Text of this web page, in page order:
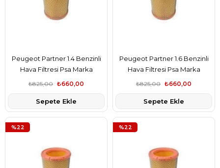
Peugeot Partner 1.4 Benzinli
Hava Filtresi Psa Marka
1444.ST
₺660,00
₺825,00
Sepete Ekle
Peugeot Partner 1.6 Benzinli
Hava Filtresi Psa Marka
1444.ST
₺660,00
₺825,00
Sepete Ekle
%22 %22